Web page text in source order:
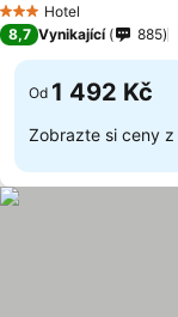
3 Počet hvězdiček
Hotel
8,7 Vynikající 885
Od 1 492 Kč
Zobrazte si ceny z